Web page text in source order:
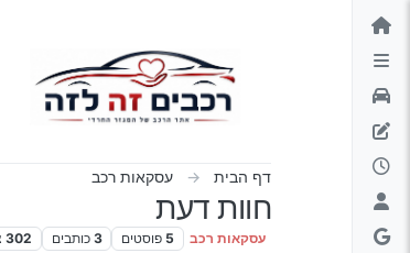
דילוג לתוכן
דף הבית עסקאות רכב
חוות דעת
עסקאות רכב 5 פוסטים 3 כותבים 302